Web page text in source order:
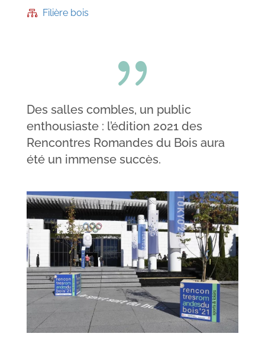
 Filière bois
{
Des salles combles, un public
enthousiaste : l’édition 2021 des
Rencontres Romandes du Bois aura
été un immense succès.